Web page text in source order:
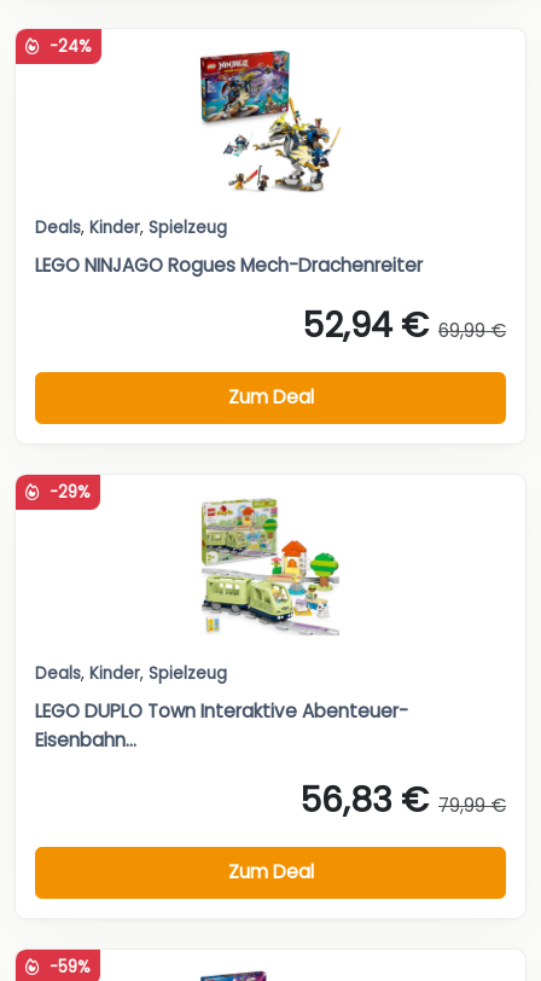
-24%
Deals, Kinder, Spielzeug
LEGO NINJAGO Rogues Mech-Drachenreiter
52,94 € 69,99 €
Zum Deal
-29%
Deals, Kinder, Spielzeug
LEGO DUPLO Town Interaktive Abenteuer-
Eisenbahn...
56,83 € 79,99 €
Zum Deal
-59%